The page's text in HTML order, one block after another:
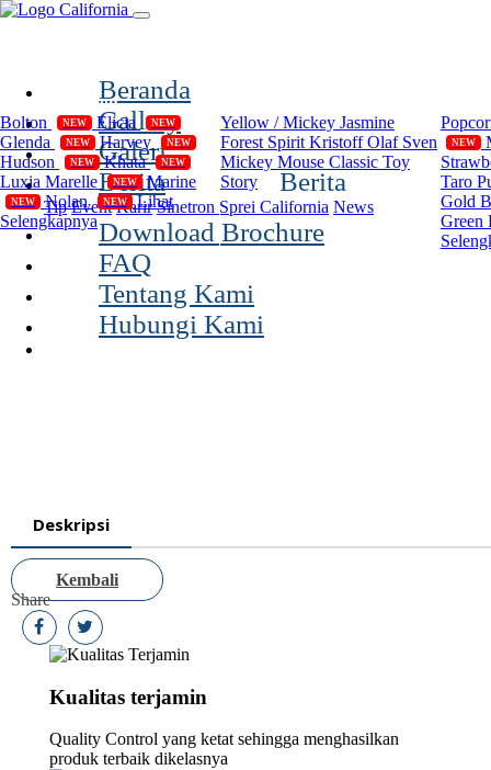
Beranda
Gallery
Galeri
Compilation
Bolton
NEW Elicia NEW
Glenda NEW Harvey NEW
Hudson NEW Khata NEW
Luxia Marelle NEW Marine
NEW Nolan NEW
Lihat
Selengkapnya
Yellow / Mickey Jasmine
Forest Spirit Kristoff Olaf Sven
Mickey Mouse Classic Toy
Story
NEW
Taro
Gold
Green
Berita Berita
Tip Event Karir Sinetron Sprei California News
Download Brochure
FAQ
Tentang Kami
Hubungi Kami
Deskripsi
Kembali
Share
Kualitas terjamin
Quality Control yang ketat sehingga menghasilkan
produk terbaik dikelasnya